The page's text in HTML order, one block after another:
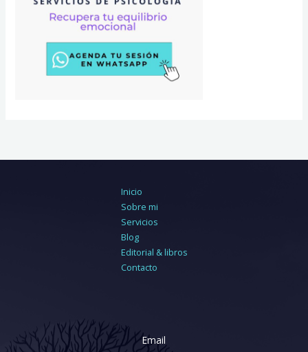
Inicio
Sobre mi
Servicios
Blog
Editorial & libros
Contacto
Email